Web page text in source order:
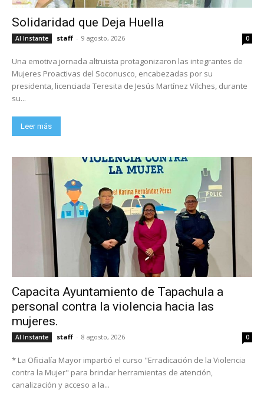
Solidaridad que Deja Huella
Al Instante staff - 9 agosto, 2026 0
Una emotiva jornada altruista protagonizaron las integrantes de
Mujeres Proactivas del Soconusco, encabezadas por su
presidenta, licenciada Teresita de Jesús Martínez Vilches, durante
su...
Leer más
Capacita Ayuntamiento de Tapachula a
personal contra la violencia hacia las
mujeres.
Al Instante staff - 8 agosto, 2026 0
* La Oficialía Mayor impartió el curso "Erradicación de la Violencia
contra la Mujer" para brindar herramientas de atención,
canalización y acceso a la...